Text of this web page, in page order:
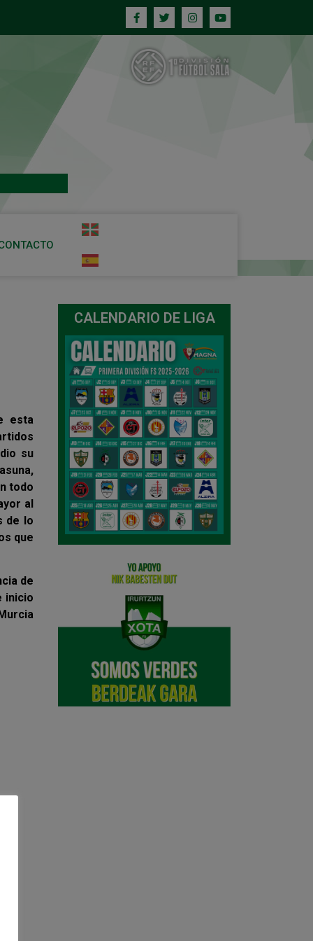
esta
su
todo
al
de lo
que
de
inicio
CALENDARIO DE LIGA